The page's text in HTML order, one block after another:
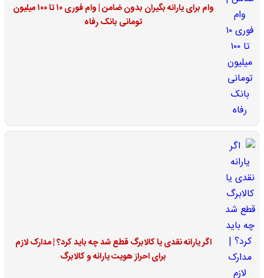
وام برای یارانه بگیران بدون ضامن | وام فوری ۱۰ تا ۱۰۰ میلیون
تومانی بانک رفاه
اگر یارانه نقدی یا کالابرگ قطع شد چه باید کرد؟ | مدارک لازم
برای احراز هویت یارانه و کالابرگ